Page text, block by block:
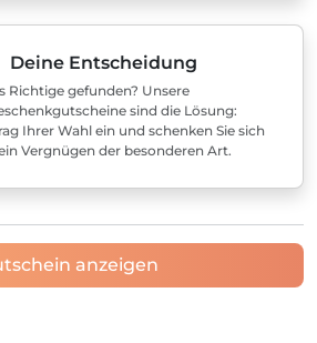
Deine Entscheidung
Richtige gefunden? Unsere
sind die Lösung:
Ihrer Wahl ein und schenken Sie sich
Vergnügen der besonderen Art.
anzeigen